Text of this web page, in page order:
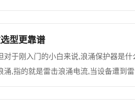
器的电路故障问题主要是指变压器的
型更靠谱
于刚入门的小白来说,浪涌保护器是
,指的就是雷击浪涌电流,当设备遭到
过电压、过电流泄放到大地,从而保护